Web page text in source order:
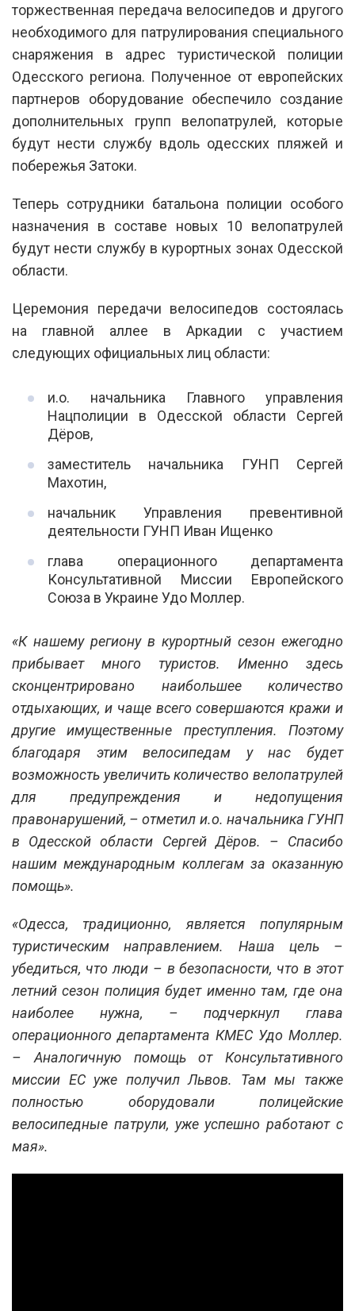
торжественная передача велосипедов и другого
необходимого для патрулирования специального
снаряжения в адрес туристической полиции
Одесского региона. Полученное от европейских
партнеров оборудование обеспечило создание
дополнительных групп велопатрулей, которые
будут нести службу вдоль одесских пляжей и
побережья Затоки.
Теперь сотрудники батальона полиции особого
назначения в составе новых 10 велопатрулей
будут нести службу в курортных зонах Одесской
области.
Церемония передачи велосипедов состоялась
на главной аллее в Аркадии с участием
следующих официальных лиц области:
и.о. начальника Главного управления
Нацполиции в Одесской области Сергей
Дёров,
заместитель начальника ГУНП Сергей
Махотин,
начальник Управления превентивной
деятельности ГУНП Иван Ищенко
глава операционного департамента
Консультативной Миссии Европейского
Союза в Украине Удо Моллер.
«К нашему региону в курортный сезон ежегодно
прибывает много туристов. Именно здесь
сконцентрировано наибольшее количество
отдыхающих, и чаще всего совершаются кражи и
другие имущественные преступления. Поэтому
благодаря этим велосипедам у нас будет
возможность увеличить количество велопатрулей
для предупреждения и недопущения
правонарушений, – отметил и.о. начальника ГУНП
в Одесской области Сергей Дёров. – Спасибо
нашим международным коллегам за оказанную
помощь».
«Одесса, традиционно, является популярным
туристическим направлением. Наша цель –
убедиться, что люди – в безопасности, что в этот
летний сезон полиция будет именно там, где она
наиболее нужна, – подчеркнул глава
операционного департамента КМЕС Удо Моллер.
– Аналогичную помощь от Консультативного
миссии ЕС уже получил Львов. Там мы также
полностью оборудовали полицейские
велосипедные патрули, уже успешно работают с
мая».